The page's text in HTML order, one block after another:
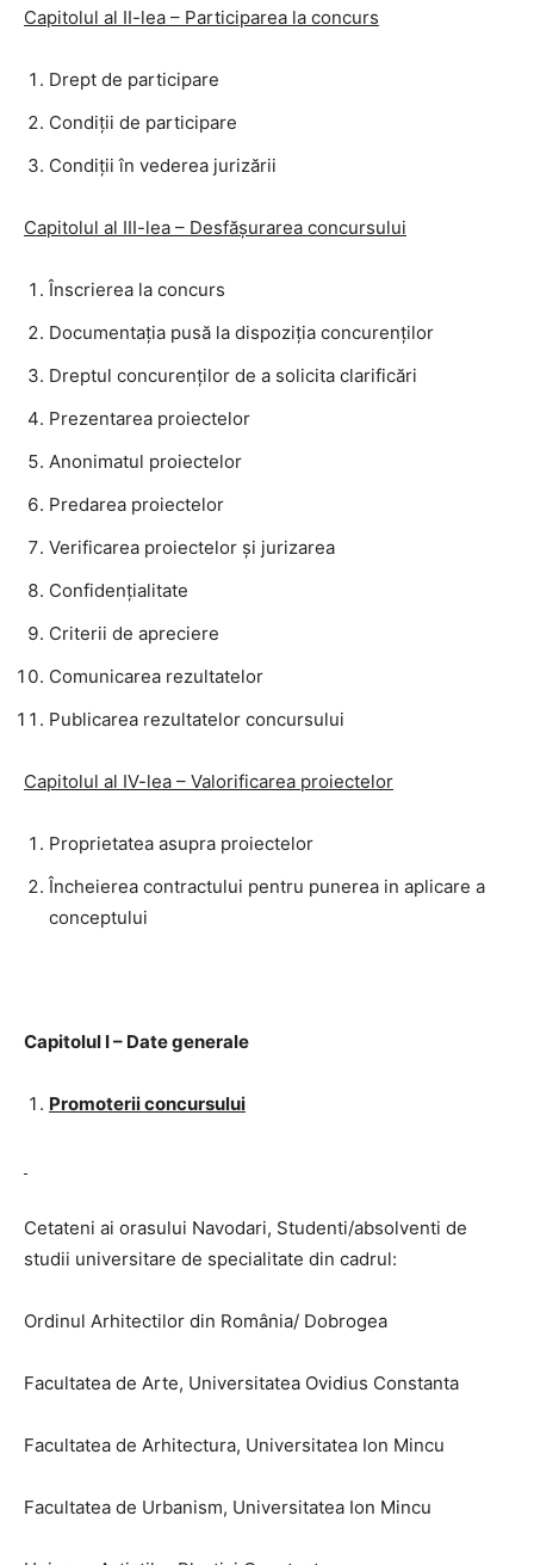
Capitolul al II-lea – Participarea la concurs
Drept de participare
Condiții de participare
Condiții în vederea jurizării
Capitolul al III-lea – Desfășurarea concursului
Înscrierea la concurs
Documentația pusă la dispoziția concurenților
Dreptul concurenților de a solicita clarificări
Prezentarea proiectelor
Anonimatul proiectelor
Predarea proiectelor
Verificarea proiectelor și jurizarea
Confidențialitate
Criterii de apreciere
Comunicarea rezultatelor
Publicarea rezultatelor concursului
Capitolul al IV-lea – Valorificarea proiectelor
Proprietatea asupra proiectelor
Încheierea contractului pentru punerea in aplicare a
conceptului
Capitolul I – Date generale
Promoterii concursului
Cetateni ai orasului Navodari, Studenti/absolventi de
studii universitare de specialitate din cadrul:
Ordinul Arhitectilor din România/ Dobrogea
Facultatea de Arte, Universitatea Ovidius Constanta
Facultatea de Arhitectura, Universitatea Ion Mincu
Facultatea de Urbanism, Universitatea Ion Mincu